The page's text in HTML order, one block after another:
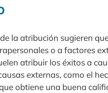
la atribución sugieren
o a factores
atribuir los éxitos a
externas, como el
obtiene una buena